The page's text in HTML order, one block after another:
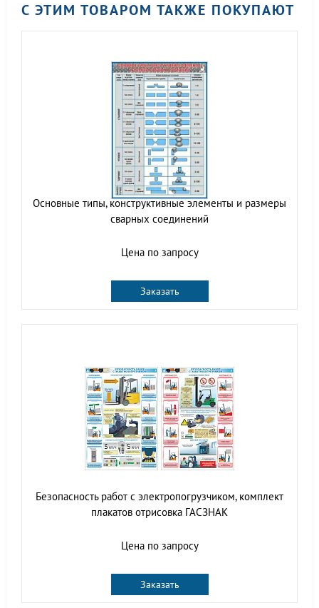
С ЭТИМ ТОВАРОМ ТАКЖЕ ПОКУПАЮТ
Основные типы, конструктивные элементы и размеры
сварных соединений
Цена по запросу
Заказать
Безопасность работ с электропогрузчиком, комплект
плакатов отрисовка ГАСЗНАК
Цена по запросу
Заказать